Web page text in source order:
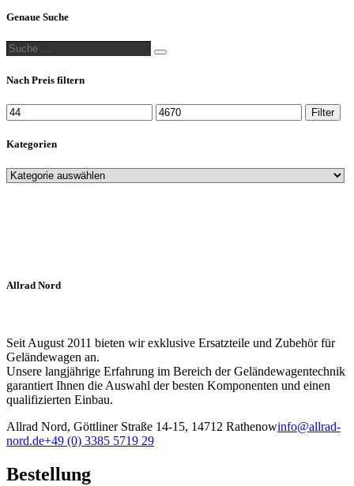
werden
Genaue Suche
Suche
Suche
Nach Preis filtern
Min.
Preis
Max.
Preis
Filter
Kategorien
Allrad Nord
Seit August 2011 bieten wir exklusive Ersatzteile und Zubehör für
Geländewagen an.
Unsere langjährige Erfahrung im Bereich der Geländewagentechnik
garantiert Ihnen die Auswahl der besten Komponenten und einen
qualifizierten Einbau.
Allrad Nord, Göttliner Straße 14-15, 14712 Rathenowinfo@allrad-
nord.de+49 (0) 3385 5719 29
Bestellung